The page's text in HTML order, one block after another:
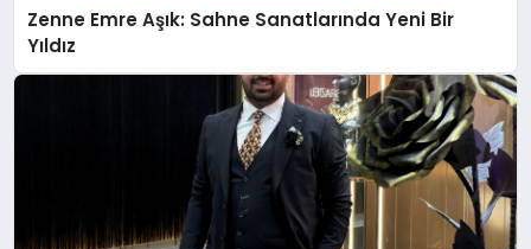
Zenne Emre Aşık: Sahne Sanatlarında Yeni Bir
Yıldız